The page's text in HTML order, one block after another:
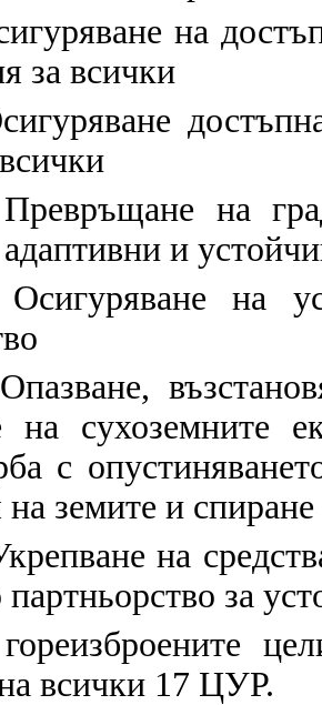
на
за всички
на
и
на
на сухоземните
с
на земите и
на
партньорство за
всички 17 ЦУР.